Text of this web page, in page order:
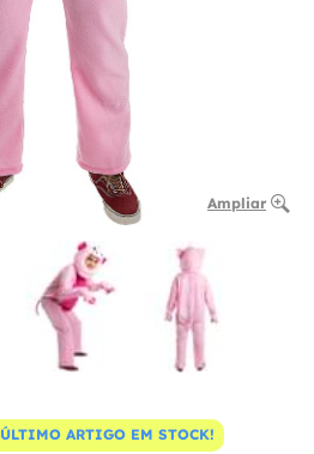
Ampliar
ÚLTIMO ARTIGO EM STOCK!